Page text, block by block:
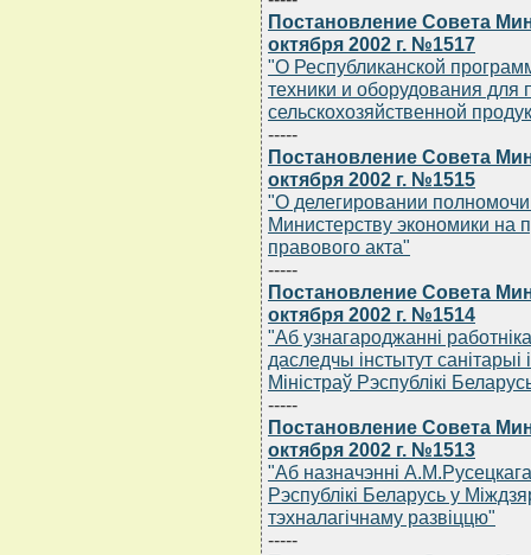
Постановление Совета
октября 2002 г. №1517
"О Республиканской
техники и оборудования для
сельскохозяйственной
-----
Постановление Совета
октября 2002 г. №1515
"О делегировании
Министерству экономики на
правового акта"
-----
Постановление Совета
октября 2002 г. №1514
"Аб узнагароджаннi
даследчы iнстытут санiтарыi
Мiнiстраў Рэспублiкi
-----
Постановление Совета
октября 2002 г. №1513
"Аб назначэннi
Рэспублiкi Беларусь у
тэхналагiчнаму развiццю"
-----